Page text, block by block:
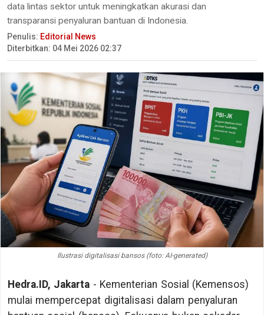
data lintas sektor untuk meningkatkan akurasi dan
transparansi penyaluran bantuan di Indonesia.
Penulis: Editorial News
Diterbitkan: 04 Mei 2026 02:37
Ilustrasi digitalisasi bansos (foto: AI-generated)
Hedra.ID, Jakarta - Kementerian Sosial (Kemensos)
mulai mempercepat digitalisasi dalam penyaluran